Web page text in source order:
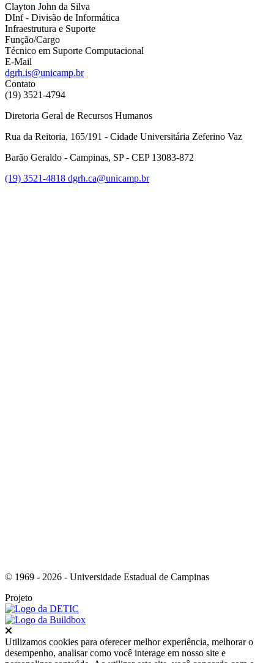
Clayton John da Silva
DInf - Divisão de Informática
Infraestrutura e Suporte
Função/Cargo
Técnico em Suporte Computacional
E-Mail
dgrh.is@unicamp.br
Contato
(19) 3521-4794
Diretoria Geral de Recursos Humanos
Rua da Reitoria, 165/191 - Cidade Universitária Zeferino Vaz
Barão Geraldo - Campinas, SP - CEP 13083-872
(19) 3521-4818 dgrh.ca@unicamp.br
© 1969 - 2026 - Universidade Estadual de Campinas
Projeto
Utilizamos cookies para oferecer melhor experiência, melhorar o
desempenho, analisar como você interage em nosso site e